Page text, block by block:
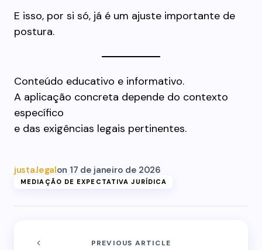
E isso, por si só, já é um ajuste importante de
postura.
Conteúdo educativo e informativo.
A aplicação concreta depende do contexto
específico
e das exigências legais pertinentes.
justa.legalon 17 de janeiro de 2026
MEDIAÇÃO DE EXPECTATIVA JURÍDICA
PREVIOUS ARTICLE